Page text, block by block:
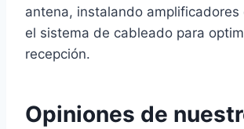
antena, instalando amplificadores
el sistema de cableado para
recepción.
Opiniones de